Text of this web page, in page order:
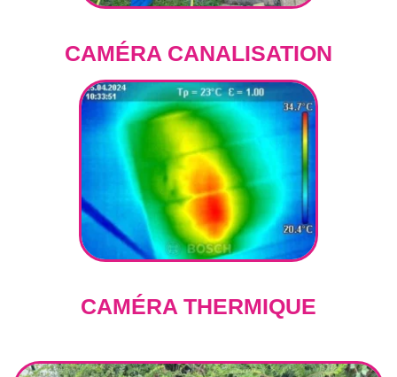
CAMÉRA CANALISATION
CAMÉRA THERMIQUE